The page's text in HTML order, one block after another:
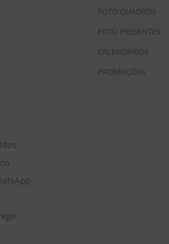
FOTO QUADROS
FOTO PRESENTES
CALENDÁRIOS
PROMOÇÕES